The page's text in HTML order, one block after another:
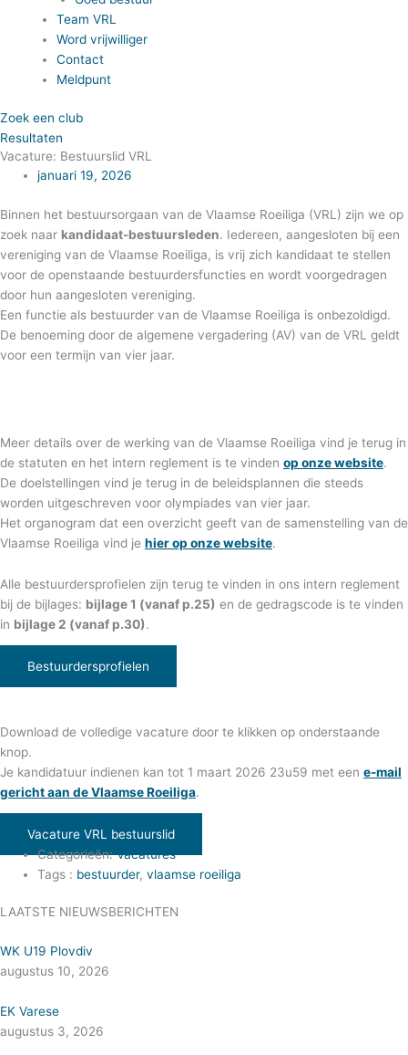
Team VRL
Word vrijwilliger
Contact
Meldpunt
Zoek een club
Resultaten
Vacature: Bestuurslid VRL
januari 19, 2026
Binnen het bestuursorgaan van de Vlaamse Roeiliga (VRL) zijn we op
zoek naar kandidaat-bestuursleden. Iedereen, aangesloten bij een
vereniging van de Vlaamse Roeiliga, is vrij zich kandidaat te stellen
voor de openstaande bestuurdersfuncties en wordt voorgedragen
door hun aangesloten vereniging.
Een functie als bestuurder van de Vlaamse Roeiliga is onbezoldigd.
De benoeming door de algemene vergadering (AV) van de VRL geldt
voor een termijn van vier jaar.
Meer details over de werking van de Vlaamse Roeiliga vind je terug in
de statuten en het intern reglement is te vinden op onze website.
De doelstellingen vind je terug in de beleidsplannen die steeds
worden uitgeschreven voor olympiades van vier jaar.
Het organogram dat een overzicht geeft van de samenstelling van de
Vlaamse Roeiliga vind je hier op onze website.
Alle bestuurdersprofielen zijn terug te vinden in ons intern reglement
bij de bijlages: bijlage 1 (vanaf p.25) en de gedragscode is te vinden
in bijlage 2 (vanaf p.30).
Bestuurdersprofielen
Download de volledige vacature door te klikken op onderstaande
knop.
Je kandidatuur indienen kan tot 1 maart 2026 23u59 met een e-mail
gericht aan de Vlaamse Roeiliga.
Vacature VRL bestuurslid
Categorieën: Vacatures
Tags : bestuurder,vlaamse roeiliga
LAATSTE NIEUWSBERICHTEN
WK U19 Plovdiv
augustus 10, 2026
EK Varese
augustus 3, 2026